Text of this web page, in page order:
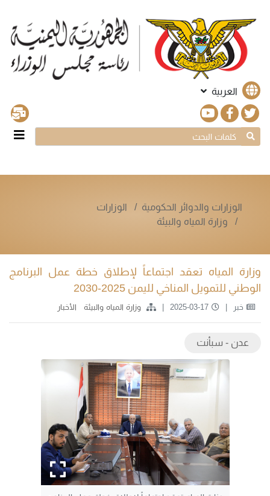
العربية
الوزارات والدوائر الحكومية
الوزارات
وزارة المياه والبيئة
وزارة المياه تعقد اجتماعاً لإطلاق خطة عمل البرنامج
الوطني للتمويل المناخي لليمن 2025-2030
خبر 2025-03-17 وزارة المياه والبيئة الأخبار
عدن - سبأنت